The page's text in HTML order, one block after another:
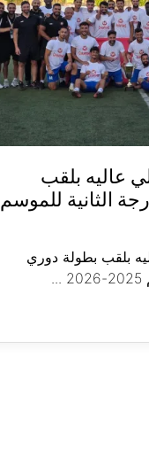
عاليه بلقب
الثانية للموسم
بلقب بطولة دوري